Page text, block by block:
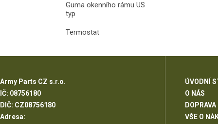
Guma okenního rámu US
typ
Termostat
Army Parts CZ s.r.o.
IČ: 08756180
DIČ: CZ08756180
Adresa:
ÚVODNÍ
O NÁS
DOPRAVA
VŠE O